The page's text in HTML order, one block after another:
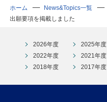
ホーム News&Topics一覧
出願要項を掲載しました
2026年度 2025年度
2022年度
2021年度
2018年度
2017年度